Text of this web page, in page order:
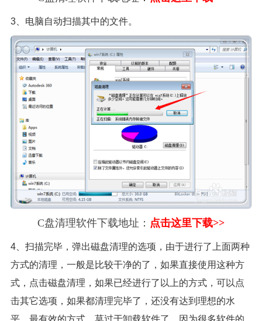
3、电脑自动扫描其中的文件。
C盘清理软件下载地址： 点击这里下载>>
4、扫描完毕，弹出磁盘清理的选项，由于进行了上面两种
方式的清理，一般是比较干净的了，如果直接使用这种方
式，点击磁盘清理，如果已经进行了以上的方式，可以点
击其它选项，如果都清理完毕了，还没有达到理想的水
平，最有效的方式，莫过于卸载软件了，因为很多软件的